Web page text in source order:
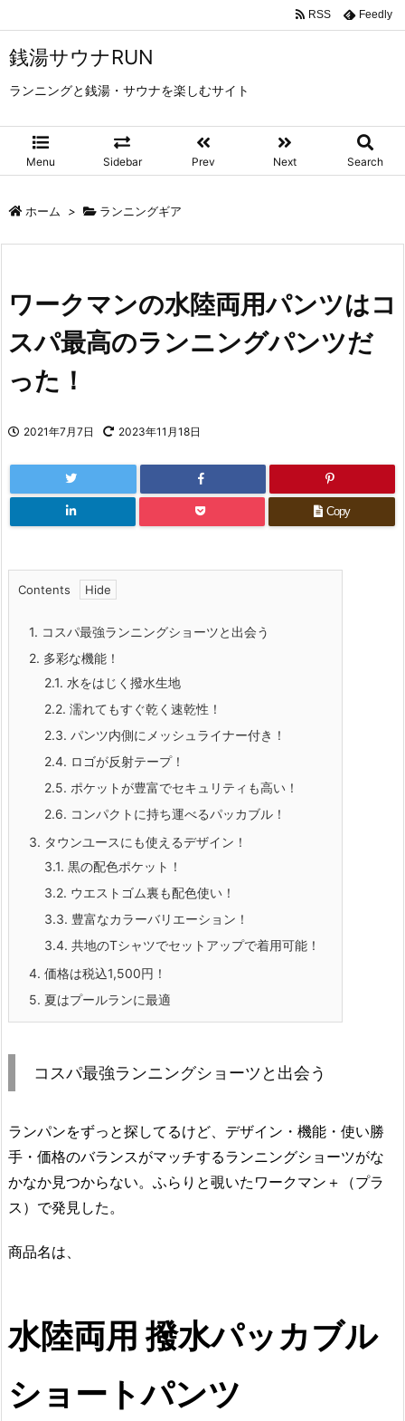
銭湯サウナRUN
ランニングと銭湯・サウナを楽しむサイト
Menu Sidebar Prev Next Search
RSS Feedly
ホーム > ランニングギア
ワークマンの水陸両用パンツはコ
スパ最高のランニングパンツだ
った！
2021年7月7日 2023年11月18日
Copy
Contents
1. コスパ最強ランニングショーツと出会う
2. 多彩な機能！
2.1. 水をはじく撥水生地
2.2. 濡れてもすぐ乾く速乾性！
2.3. パンツ内側にメッシュライナー付き！
2.4. ロゴが反射テープ！
2.5. ポケットが豊富でセキュリティも高い！
2.6. コンパクトに持ち運べるパッカブル！
3. タウンユースにも使えるデザイン！
3.1. 黒の配色ポケット！
3.2. ウエストゴム裏も配色使い！
3.3. 豊富なカラーバリエーション！
3.4. 共地のTシャツでセットアップで着用可能！
4. 価格は税込1,500円！
5. 夏はプールランに最適
コスパ最強ランニングショーツと出会う
ランパンをずっと探してるけど、デザイン・機能・使い勝
手・価格のバランスがマッチするランニングショーツがな
かなか見つからない。ふらりと覗いたワークマン＋（プラ
ス）で発見した。
商品名は、
水陸両用 撥水パッカブル
ショートパンツ